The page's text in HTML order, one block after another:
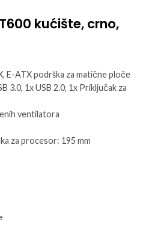
kućište, crno,
E-ATX podrška za matične ploče
3.0, 1x USB 2.0, 1x Priključak za
ventilatora
za procesor: 195 mm